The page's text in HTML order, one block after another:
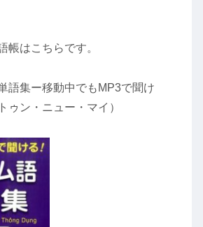
帳はこちらです。
語集ー移動中でもMP3で聞け
ゥン・ニュー・マイ）